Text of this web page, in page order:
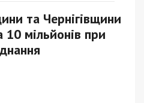
та Чернігівщини
10 мільйонів при